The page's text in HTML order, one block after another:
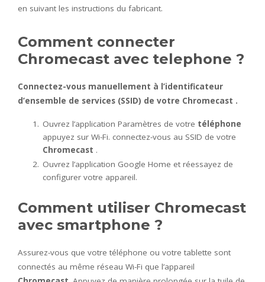
en suivant les instructions du fabricant.
Comment connecter
Chromecast avec telephone ?
Connectez-vous manuellement à l’identificateur
d’ensemble de services (SSID) de votre Chromecast .
Ouvrez l’application Paramètres de votre téléphone
appuyez sur Wi-Fi. connectez-vous au SSID de votre
Chromecast .
Ouvrez l’application Google Home et réessayez de
configurer votre appareil.
Comment utiliser Chromecast
avec smartphone ?
Assurez-vous que votre téléphone ou votre tablette sont
connectés au même réseau Wi-Fi que l’appareil